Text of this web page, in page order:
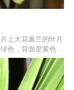
上大花蕙兰的叶片
色，背面是紫色
蝴蝶兰花朵生长在
适合养护在阳台，
杂交。